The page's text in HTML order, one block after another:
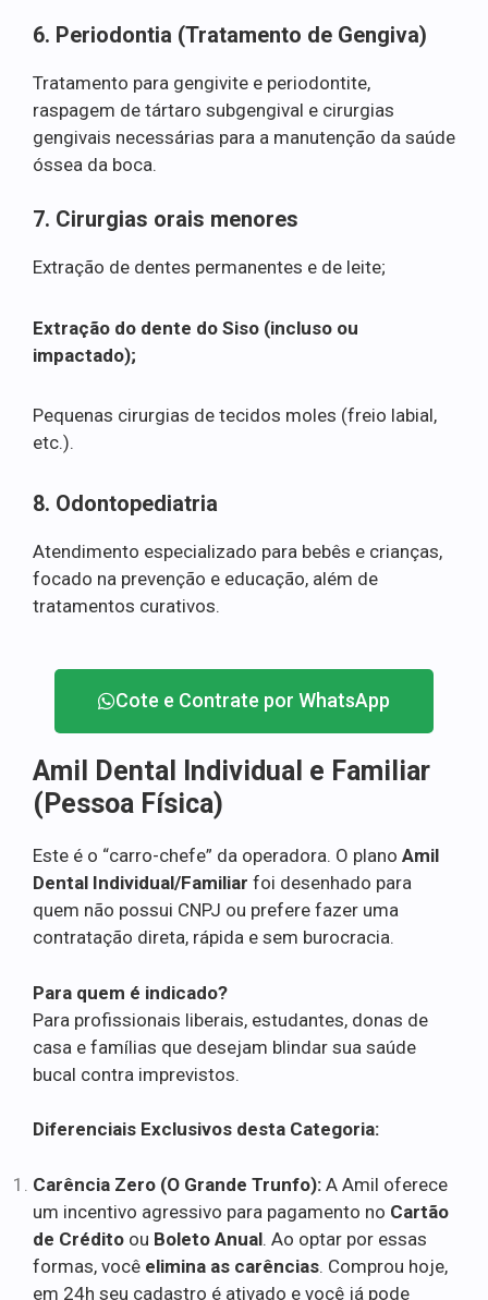
6. Periodontia (Tratamento de Gengiva)
Tratamento para gengivite e periodontite,
raspagem de tártaro subgengival e cirurgias
gengivais necessárias para a manutenção da saúde
óssea da boca.
7. Cirurgias orais menores
Extração de dentes permanentes e de leite;
Extração do dente do Siso (incluso ou
impactado);
Pequenas cirurgias de tecidos moles (freio labial,
etc.).
8. Odontopediatria
Atendimento especializado para bebês e crianças,
focado na prevenção e educação, além de
tratamentos curativos.
Cote e Contrate por WhatsApp
Amil Dental Individual e Familiar
(Pessoa Física)
Este é o “carro-chefe” da operadora. O plano Amil
Dental Individual/Familiar foi desenhado para
quem não possui CNPJ ou prefere fazer uma
contratação direta, rápida e sem burocracia.
Para quem é indicado?
Para profissionais liberais, estudantes, donas de
casa e famílias que desejam blindar sua saúde
bucal contra imprevistos.
Diferenciais Exclusivos desta Categoria:
Carência Zero (O Grande Trunfo): A Amil oferece
um incentivo agressivo para pagamento no Cartão
de Crédito ou Boleto Anual. Ao optar por essas
formas, você elimina as carências. Comprou hoje,
em 24h seu cadastro é ativado e você já pode